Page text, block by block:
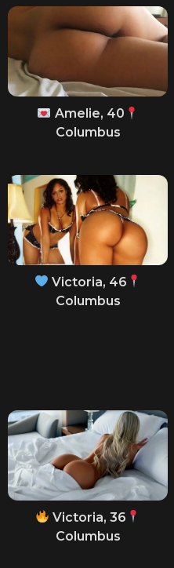
Amelie, 40
Columbus
Victoria, 46
Columbus
Victoria, 36
Columbus